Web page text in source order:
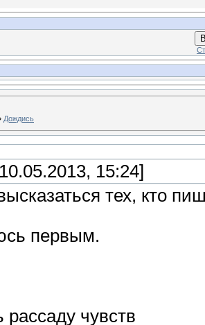
Дождись
15:24]
тех, кто
первым.
рассаду чувств